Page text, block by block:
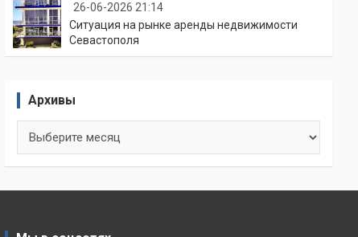
26-06-2026 21:14
Ситуация на рынке аренды недвижимости
Севастополя
Архивы